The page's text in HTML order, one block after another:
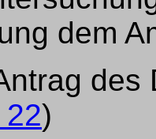
dem
des
)